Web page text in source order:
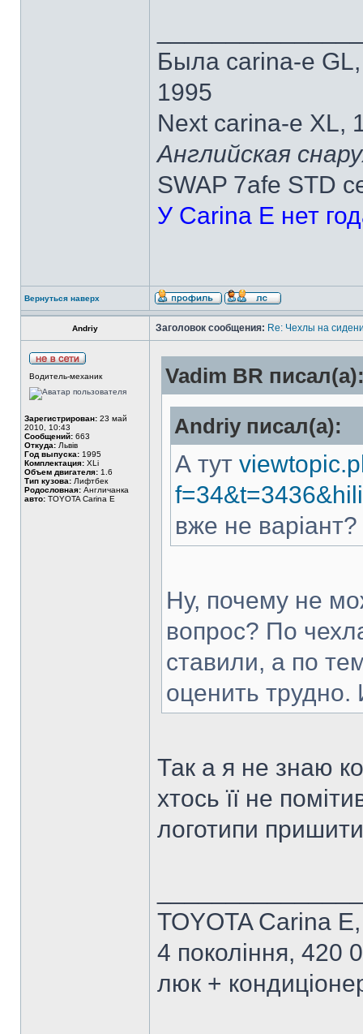
Была carina-e
1995
Next carina-e XL,
Английская
SWAP 7afe STD
У Carina E нет
Вернуться наверх
Andriy Заголовок сообщения: Re: Чехлы на
Водитель-механик
Зарегистрирован: 23 май
2010, 10:43
Сообщений: 663
Откуда: Львів
Год выпуска: 1995
Комплектация: XLi
Объем двигателя: 1.6
Тип кузова: Лифтбек
Родословная: Англичанка
авто: TOYOTA Carina E
Vadim BR
Andriy писал(а):
А тут
вже не варіант?
Ну, почему не
вопрос? По
ставили, а по
оценить
Так а я не знаю
хтось її не
логотипи
TOYOTA Carina
4 покоління, 420
люк +